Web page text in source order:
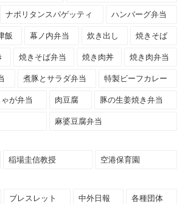
ナポリタンスパゲッティ ハンバーグ弁当
飯 幕ノ内弁当 炊き出し 焼きそば
焼きそば弁当 焼き肉丼 焼き肉弁当
煮豚とサラダ弁当 特製ビーフカレー
が弁当 肉豆腐 豚の生姜焼き弁当
麻婆豆腐弁当
稲場圭信教授 空港保育園
ブレスレット 中外日報 各種団体